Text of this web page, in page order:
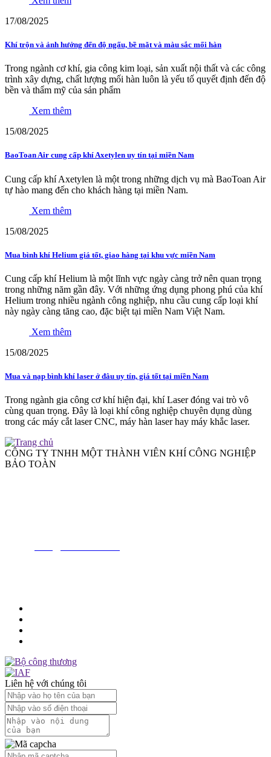
17/08/2025
Khí trộn và ảnh hưởng đến độ ngấu, bề mặt và màu sắc mối hàn
Trong ngành cơ khí, gia công kim loại, sản xuất nội thất và các công
trình xây dựng, chất lượng mối hàn luôn là yếu tố quyết định đến độ
bền và thẩm mỹ của sản phẩm
Xem thêm
15/08/2025
BaoToan Air cung cấp khí Axetylen uy tín tại miền Nam
Cung cấp khí Axetylen là một trong những dịch vụ mà BaoToan Air
tự hào mang đến cho khách hàng tại miền Nam.
Xem thêm
15/08/2025
Mua bình khí Helium giá tốt, giao hàng tại khu vực miền Nam
Cung cấp khí Helium là một lĩnh vực ngày càng trở nên quan trọng
trong những năm gần đây. Với những ứng dụng phong phú của khí
Helium trong nhiều ngành công nghiệp, nhu cầu cung cấp loại khí
này ngày càng tăng cao, đặc biệt tại miền Nam Việt Nam.
Xem thêm
15/08/2025
Mua và nạp bình khí laser ở đâu uy tín, giá tốt tại miền Nam
Trong ngành gia công cơ khí hiện đại, khí Laser đóng vai trò vô
cùng quan trọng. Đây là loại khí công nghiệp chuyên dụng dùng
trong các máy cắt laser CNC, máy hàn laser hay máy khắc laser.
CÔNG TY TNHH MỘT THÀNH VIÊN KHÍ CÔNG NGHIỆP
BẢO TOÀN
Liên hệ với chúng tôi